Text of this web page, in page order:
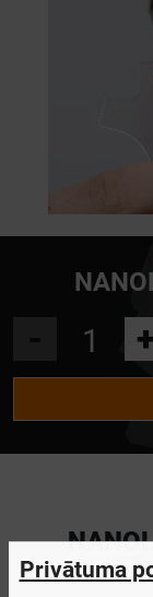
+
Privātuma